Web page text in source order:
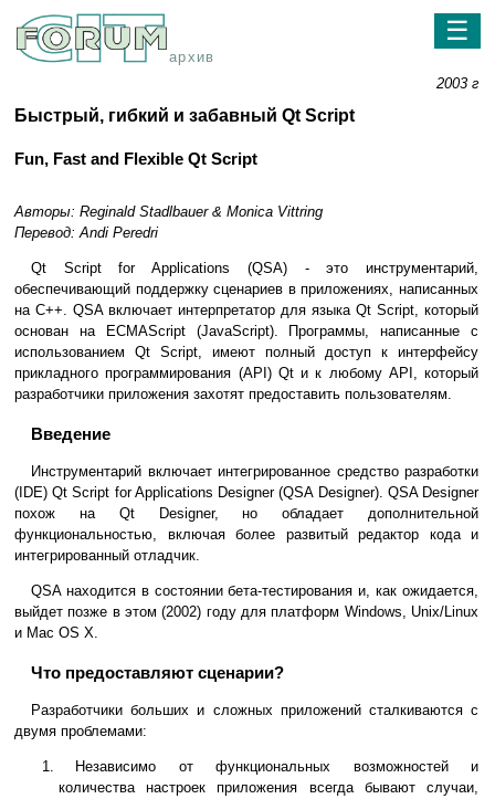
архив
☰
2003 г
Быстрый, гибкий и забавный Qt Script
Fun, Fast and Flexible Qt Script
Авторы: Reginald Stadlbauer & Monica Vittring
Перевод: Andi Peredri
Qt Script for Applications (QSA) - это инструментарий,
обеспечивающий поддержку сценариев в приложениях, написанных
на С++. QSA включает интерпретатор для языка Qt Script, который
основан на ECMAScript (JavaScript). Программы, написанные с
использованием Qt Script, имеют полный доступ к интерфейсу
прикладного программирования (API) Qt и к любому API, который
разработчики приложения захотят предоставить пользователям.
Введение
Инструментарий включает интегрированное средство разработки
(IDE) Qt Script for Applications Designer (QSA Designer). QSA Designer
похож на Qt Designer, но обладает дополнительной
функциональностью, включая более развитый редактор кода и
интегрированный отладчик.
QSA находится в состоянии бета-тестирования и, как ожидается,
выйдет позже в этом (2002) году для платформ Windows, Unix/Linux
и Mac OS X.
Что предоставляют сценарии?
Разработчики больших и сложных приложений сталкиваются с
двумя проблемами:
Независимо от функциональных возможностей и
количества настроек приложения всегда бывают случаи,